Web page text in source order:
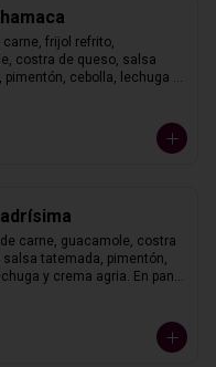
carne, frijol refrito,
costra de queso, salsa
pimentón, cebolla, lechuga y
carne, guacamole, costra
salsa tatemada, pimentón,
y crema agria. En pan